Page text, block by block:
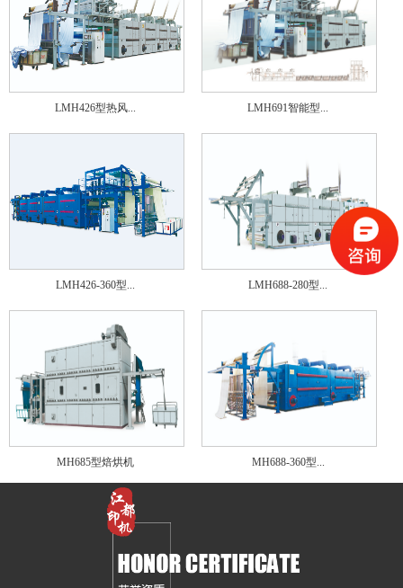
LMH426型热风... LMH691智能型...
LMH426-360型... LMH688-280型...
MH685型焙烘机 MH688-360型...